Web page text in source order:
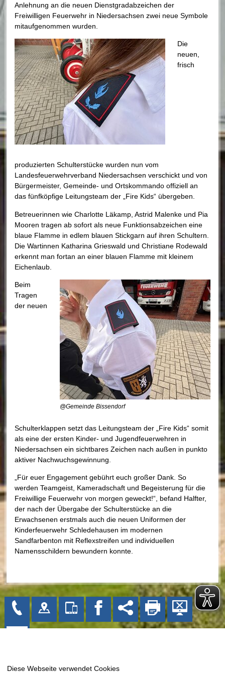
Anlehnung an die neuen Dienstgradabzeichen der
Freiwilligen Feuerwehr in Niedersachsen zwei neue Symbole
mitaufgenommen wurden.
Die
neuen,
frisch
produzierten Schulterstücke wurden nun vom
Landesfeuerwehrverband Niedersachsen verschickt und von
Bürgermeister, Gemeinde- und Ortskommando offiziell an
das fünfköpfige Leitungsteam der „Fire Kids“ übergeben.
Betreuerinnen wie Charlotte Läkamp, Astrid Malenke und Pia
Mooren tragen ab sofort als neue Funktionsabzeichen eine
blaue Flamme in edlem blauen Stickgarn auf ihren Schultern.
Die Wartinnen Katharina Grieswald und Christiane Rodewald
erkennt man fortan an einer blauen Flamme mit kleinem
Eichenlaub.
@Gemeinde Bissendorf
Beim
Tragen
der neuen
Schulterklappen setzt das Leitungsteam der „Fire Kids“ somit
als eine der ersten Kinder- und Jugendfeuerwehren in
Niedersachsen ein sichtbares Zeichen nach außen in punkto
aktiver Nachwuchsgewinnung.
„Für euer Engagement gebührt euch großer Dank. So
werden Teamgeist, Kameradschaft und Begeisterung für die
Freiwillige Feuerwehr von morgen geweckt!“, befand Halfter,
der nach der Übergabe der Schulterstücke an die
Erwachsenen erstmals auch die neuen Uniformen der
Kinderfeuerwehr Schledehausen im modernen
Sandfarbenton mit Reflexstreifen und individuellen
Namensschildern bewundern konnte.
Gemeinde Bissendorf